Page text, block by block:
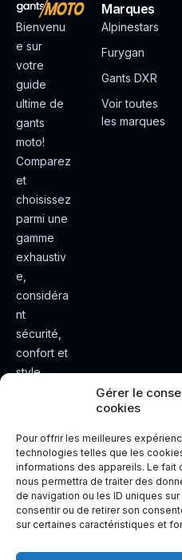
Gérer le
cookies
Pour offrir les meilleures
technologies telles que les
informations des appareils. Le fait
nous permettra de traiter des
de navigation ou les ID uniques
consentir ou de retirer son
sur certaines caractéristiques et
Bienvenu
e sur
votre
guide
ultime de
gants
moto!
Comparez
et
choisissez
parmi une
gamme
exhaustiv
e,
considéra
nt
sécurité,
confort et
style.
e de
conduite
plus sûre
et plus
agréable.
Marques
Alpinestars
Furygan
Gants DXR
Voir toutes
les marques